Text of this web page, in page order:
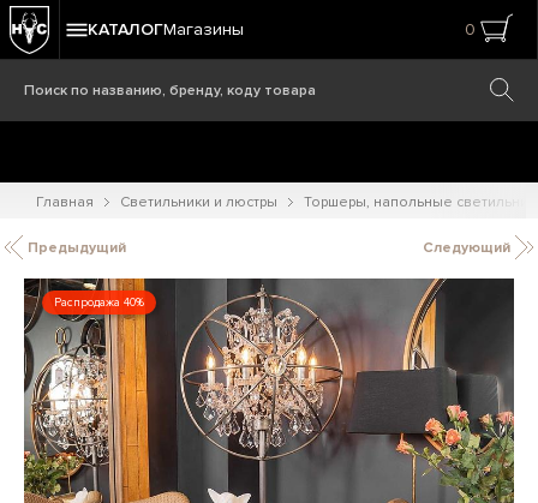
КАТАЛОГМагазины 0
Главная Светильники и люстры Торшеры, напольные
Предыдущий Следующий
Распродажа 40%